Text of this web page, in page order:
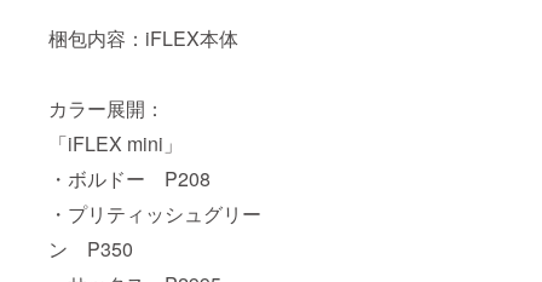
梱包内容：iFLEX本体
カラー展開：
「iFLEX mini」
・ボルドー P208
・プリティッシュグリー
ン P350